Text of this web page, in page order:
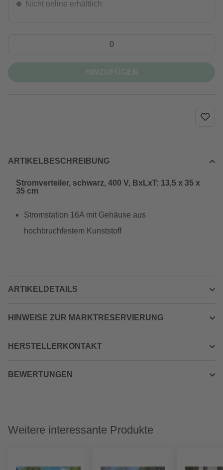
Nicht online erhältlich
ARTIKELBESCHREIBUNG
Stromverteiler, schwarz, 400 V, BxLxT: 13,5 x 35 x
35 cm
Stromstation 16A mit Gehäuse aus
hochbruchfestem Kunststoff
ARTIKELDETAILS
HINWEISE ZUR MARKTRESERVIERUNG
HERSTELLERKONTAKT
BEWERTUNGEN
Weitere interessante Produkte